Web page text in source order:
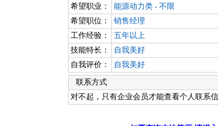
希望职业：
能源动力类 - 不限
希望职位：
销售经理
工作经验：
五年以上
技能特长：
自我美好
自我评价：
自我美好
联系方式
对不起，只有企业会员才能查看个人联系